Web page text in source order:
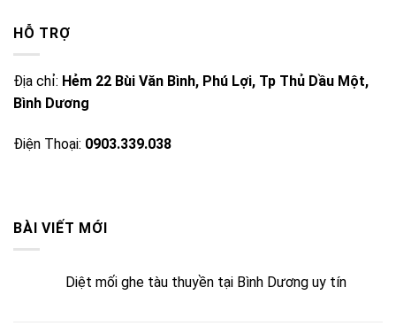
HỖ TRỢ
Địa chỉ: Hẻm 22 Bùi Văn Bình, Phú Lợi, Tp Thủ Dầu Một,
Bình Dương
Điện Thoại: 0903.339.038
BÀI VIẾT MỚI
Diệt mối ghe tàu thuyền tại Bình Dương uy tín